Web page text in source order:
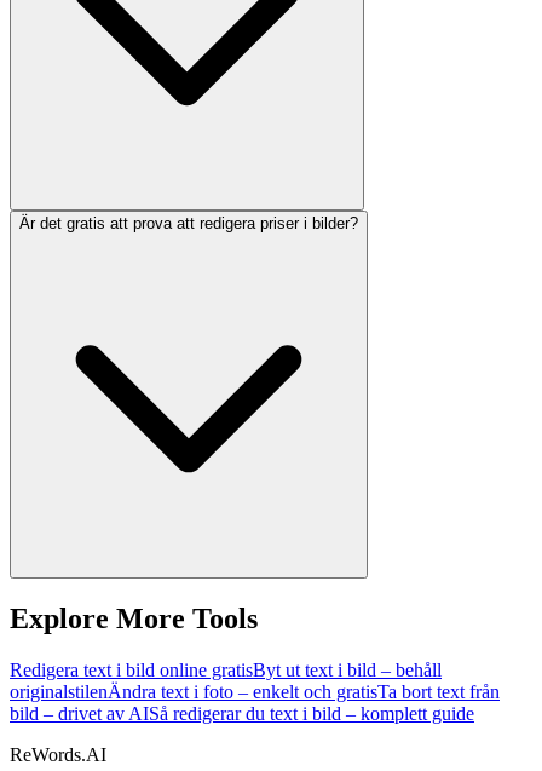
Är det gratis att prova att redigera priser i bilder?
Explore More Tools
Redigera text i bild online gratisByt ut text i bild – behåll
originalstilenÄndra text i foto – enkelt och gratisTa bort text från
bild – drivet av AISå redigerar du text i bild – komplett guide
ReWords.AI